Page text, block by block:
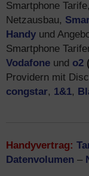
Smartphone
Netzausbau,
Handy und
Smartphone
Vodafone und o2
Providern mit
congstar, 1&1,
Handyvertrag:
Datenvolumen –